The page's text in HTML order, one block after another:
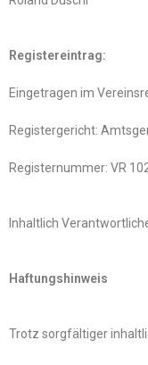
Registereintrag:
Eingetragen im
Registergericht:
Registernummer: VR
Inhaltlich
Haftungshinweis
Trotz sorgfältiger